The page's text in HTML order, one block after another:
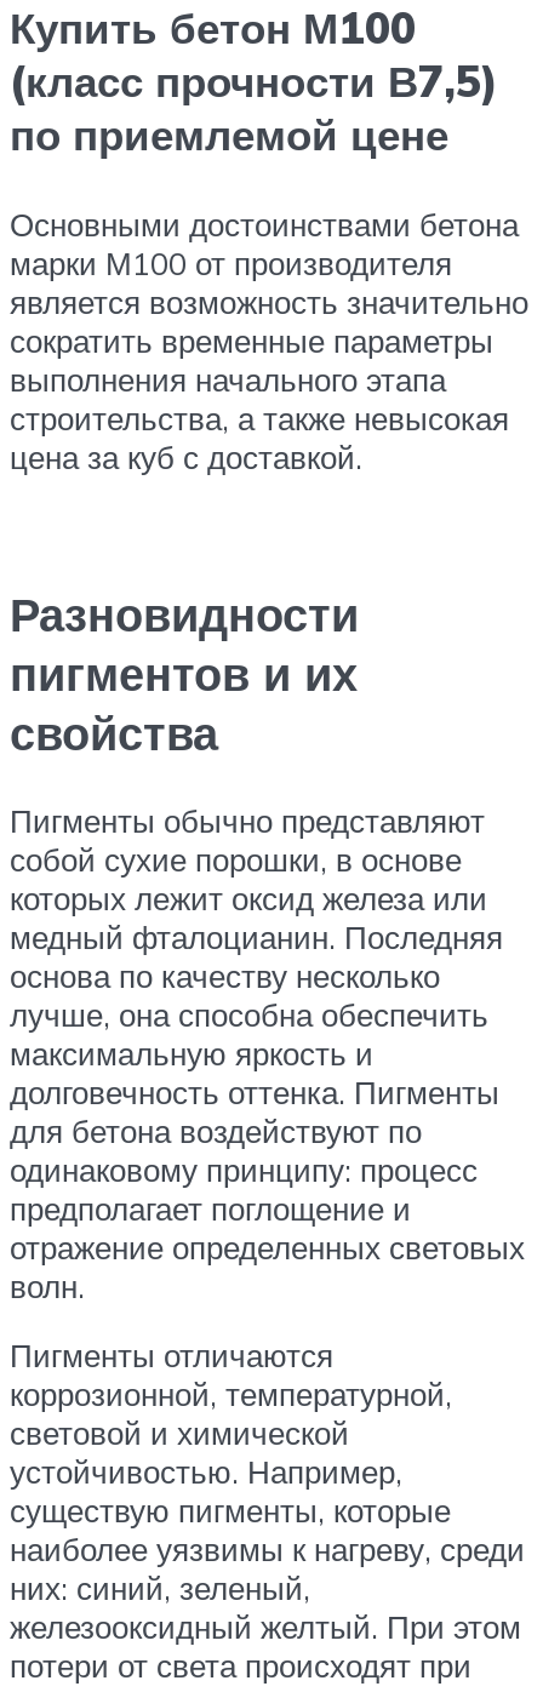
Купить бетон М100
(класс прочности В7,5)
по приемлемой цене
Основными достоинствами бетона
марки М100 от производителя
является возможность значительно
сократить временные параметры
выполнения начального этапа
строительства, а также невысокая
цена за куб с доставкой.
Разновидности
пигментов и их
свойства
Пигменты обычно представляют
собой сухие порошки, в основе
которых лежит оксид железа или
медный фталоцианин. Последняя
основа по качеству несколько
лучше, она способна обеспечить
максимальную яркость и
долговечность оттенка. Пигменты
для бетона воздействуют по
одинаковому принципу: процесс
предполагает поглощение и
отражение определенных световых
волн.
Пигменты отличаются
коррозионной, температурной,
световой и химической
устойчивостью. Например,
существую пигменты, которые
наиболее уязвимы к нагреву, среди
них: синий, зеленый,
железооксидный желтый. При этом
потери от света происходят при